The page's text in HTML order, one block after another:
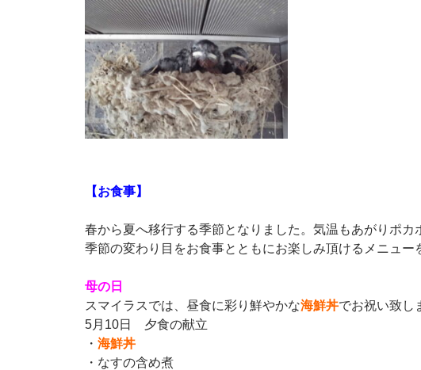
【お食事】
春から夏へ移行する季節となりました。気温もあがりポカ
季節の変わり目をお食事とともにお楽しみ頂けるメニュー
母の日
スマイラスでは、昼食に彩り鮮やかな海鮮丼でお祝い致し
5月10日 夕食の献立
・ 海鮮丼
・なすの含め煮